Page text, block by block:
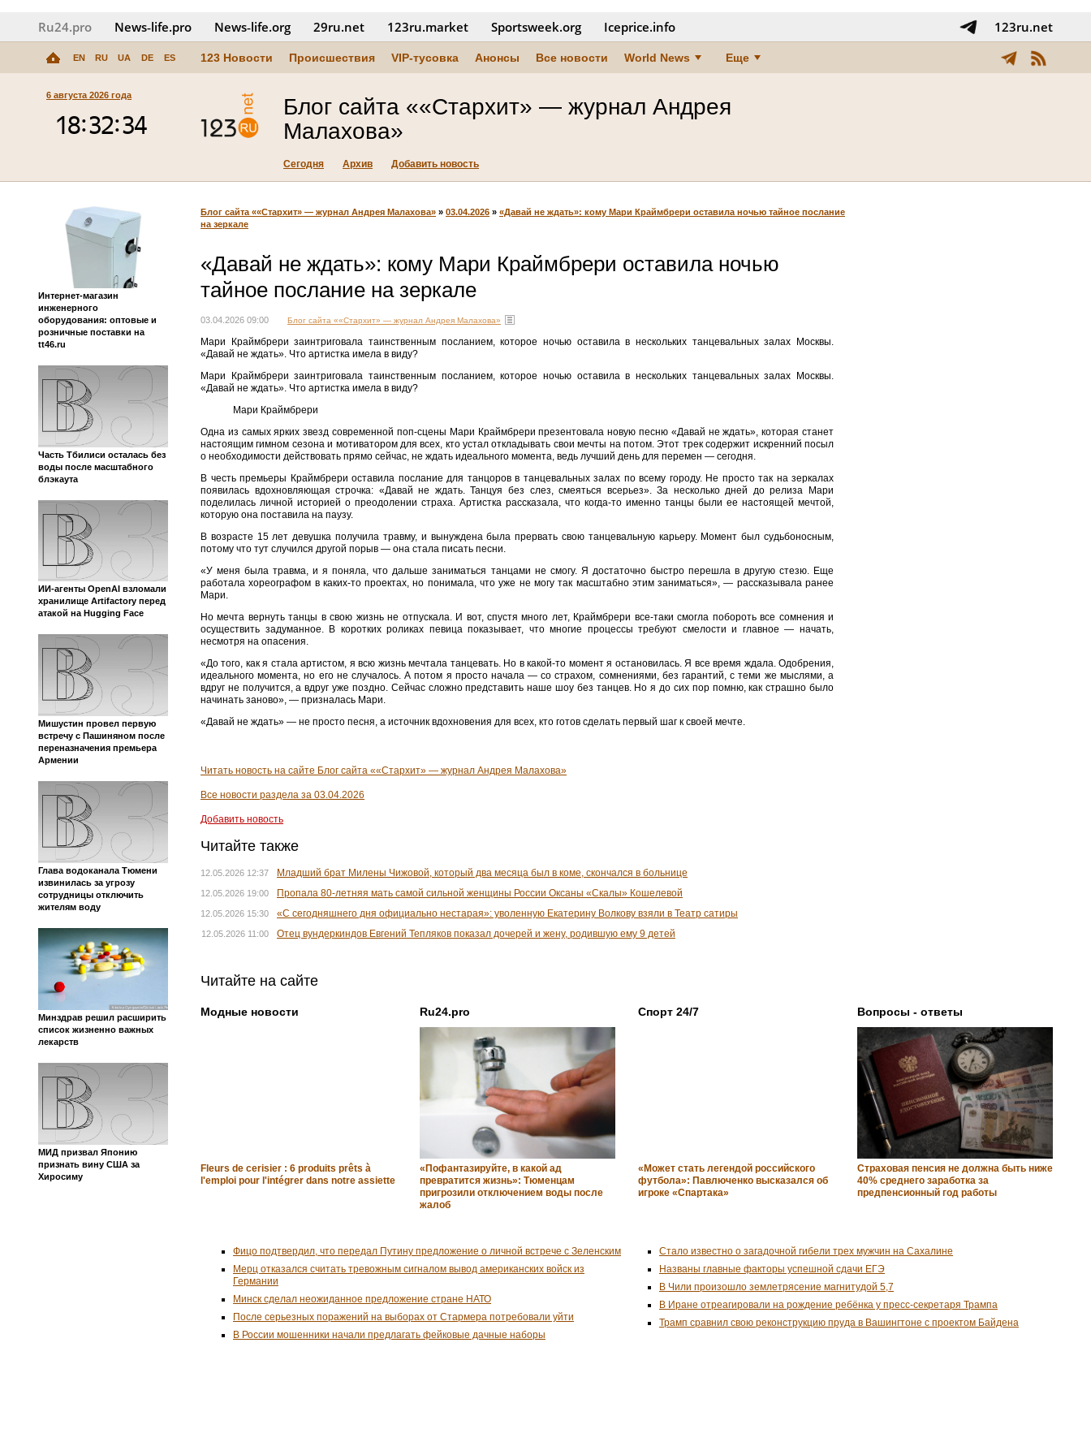
Ru24.pro News‑life.pro News‑life.org 29ru.net 123ru.market Sportsweek.org Iceprice.info 123ru.net
EN RU UA DE ES 123 Новости Происшествия VIP-тусовка Анонсы Все новости World News Еще
6 августа 2026 года
Блог сайта ««Стархит» — журнал Андрея
Малахова»
Сегодня Архив Добавить новость
Интернет-магазин
инженерного
оборудования: оптовые и
розничные поставки на
tt46.ru
Часть Тбилиси осталась без
воды после масштабного
блэкаута
ИИ-агенты OpenAI взломали
хранилище Artifactory перед
атакой на Hugging Face
Мишустин провел первую
встречу с Пашиняном после
переназначения премьера
Армении
Глава водоканала Тюмени
извинилась за угрозу
сотрудницы отключить
жителям воду
Минздрав решил расширить
список жизненно важных
лекарств
МИД призвал Японию
признать вину США за
Хиросиму
Блог сайта ««Стархит» — журнал Андрея Малахова» » 03.04.2026 » «Давай не ждать»: кому Мари Краймбрери оставила ночью тайное послание
на зеркале
«Давай не ждать»: кому Мари Краймбрери оставила ночью
тайное послание на зеркале
03.04.2026 09:00 Блог сайта ««Стархит» — журнал Андрея Малахова»
Мари Краймбрери заинтриговала таинственным посланием, которое ночью оставила в нескольких танцевальных залах Москвы.
«Давай не ждать». Что артистка имела в виду?
Мари Краймбрери заинтриговала таинственным посланием, которое ночью оставила в нескольких танцевальных залах Москвы.
«Давай не ждать». Что артистка имела в виду?
Мари Краймбрери
Одна из самых ярких звезд современной поп-сцены Мари Краймбрери презентовала новую песню «Давай не ждать», которая станет
настоящим гимном сезона и мотиватором для всех, кто устал откладывать свои мечты на потом. Этот трек содержит искренний посыл
о необходимости действовать прямо сейчас, не ждать идеального момента, ведь лучший день для перемен — сегодня.
В честь премьеры Краймбрери оставила послание для танцоров в танцевальных залах по всему городу. Не просто так на зеркалах
появилась вдохновляющая строчка: «Давай не ждать. Танцуя без слез, смеяться всерьез». За несколько дней до релиза Мари
поделилась личной историей о преодолении страха. Артистка рассказала, что когда-то именно танцы были ее настоящей мечтой,
которую она поставила на паузу.
В возрасте 15 лет девушка получила травму, и вынуждена была прервать свою танцевальную карьеру. Момент был судьбоносным,
потому что тут случился другой порыв — она стала писать песни.
«У меня была травма, и я поняла, что дальше заниматься танцами не смогу. Я достаточно быстро перешла в другую стезю. Еще
работала хореографом в каких-то проектах, но понимала, что уже не могу так масштабно этим заниматься», — рассказывала ранее
Мари.
Но мечта вернуть танцы в свою жизнь не отпускала. И вот, спустя много лет, Краймбрери все-таки смогла побороть все сомнения и
осуществить задуманное. В коротких роликах певица показывает, что многие процессы требуют смелости и главное — начать,
несмотря на опасения.
«До того, как я стала артистом, я всю жизнь мечтала танцевать. Но в какой-то момент я остановилась. Я все время ждала. Одобрения,
идеального момента, но его не случалось. А потом я просто начала — со страхом, сомнениями, без гарантий, с теми же мыслями, а
вдруг не получится, а вдруг уже поздно. Сейчас сложно представить наше шоу без танцев. Но я до сих пор помню, как страшно было
начинать заново», — призналась Мари.
«Давай не ждать» — не просто песня, а источник вдохновения для всех, кто готов сделать первый шаг к своей мечте.
Читать новость на сайте Блог сайта ««Стархит» — журнал Андрея Малахова»
Все новости раздела за 03.04.2026
Добавить новость
Читайте также
12.05.2026 12:37 Младший брат Милены Чижовой, который два месяца был в коме, скончался в больнице
12.05.2026 19:00 Пропала 80-летняя мать самой сильной женщины России Оксаны «Скалы» Кошелевой
12.05.2026 15:30 «С сегодняшнего дня официально нестарая»: уволенную Екатерину Волкову взяли в Театр сатиры
12.05.2026 11:00 Отец вундеркиндов Евгений Тепляков показал дочерей и жену, родившую ему 9 детей
Читайте на сайте
Модные новости
Fleurs de cerisier : 6 produits prêts à
l'emploi pour l'intégrer dans notre assiette
Ru24.pro
«Пофантазируйте, в какой ад
превратится жизнь»: Тюменцам
пригрозили отключением воды после
жалоб
Спорт 24/7
«Может стать легендой российского
футбола»: Павлюченко высказался об
игроке «Спартака»
Вопросы - ответы
Страховая пенсия не должна быть ниже
40% среднего заработка за
предпенсионный год работы
Фицо подтвердил, что передал Путину предложение о личной встрече с Зеленским
Мерц отказался считать тревожным сигналом вывод американских войск из
Германии
Минск сделал неожиданное предложение стране НАТО
После серьезных поражений на выборах от Стармера потребовали уйти
В России мошенники начали предлагать фейковые дачные наборы
Стало известно о загадочной гибели трех мужчин на Сахалине
Названы главные факторы успешной сдачи ЕГЭ
В Чили произошло землетрясение магнитудой 5,7
В Иране отреагировали на рождение ребёнка у пресс-секретаря Трампа
Трамп сравнил свою реконструкцию пруда в Вашингтоне с проектом Байдена